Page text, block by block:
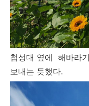
첨성대 옆에 해바라
보내는 듯했다.